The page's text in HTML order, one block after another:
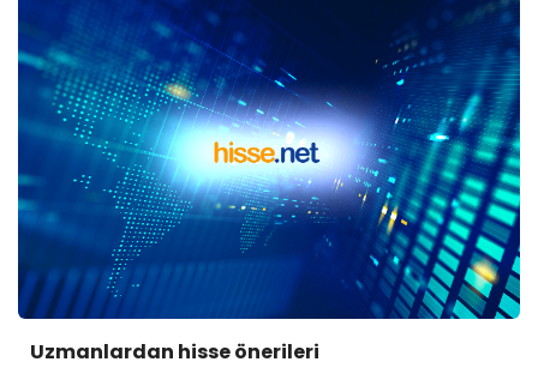
(SELEC) SELÇUK ECZA DEPOSU, (VERUS) VERUSA
HOLDİNG, (ALKIM) ALKİM KİMYA, (CEMTS) ÇEMTAŞ,
(POLHO) POLİSAN HOLDİNG, BIST...
Uzmanlardan hisse önerileri